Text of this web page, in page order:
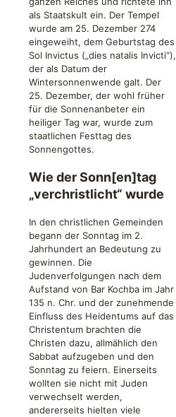
als Staatskult ein. Der Tempel
wurde am 25. Dezember 274
eingeweiht, dem Geburtstag des
Sol Invictus („dies natalis Invicti“),
der als Datum der
Wintersonnenwende galt. Der
25. Dezember, der wohl früher
für die Sonnenanbeter ein
heiliger Tag war, wurde zum
staatlichen Festtag des
Sonnengottes.
Wie der Sonn[en]tag
„verchristlicht“ wurde
In den christlichen Gemeinden
begann der Sonntag im 2.
Jahrhundert an Bedeutung zu
gewinnen. Die
Judenverfolgungen nach dem
Aufstand von Bar Kochba im Jahr
135 n. Chr. und der zunehmende
Einfluss des Heidentums auf das
Christentum brachten die
Christen dazu, allmählich den
Sabbat aufzugeben und den
Sonntag zu feiern. Einerseits
wollten sie nicht mit Juden
verwechselt werden,
andererseits hielten viele